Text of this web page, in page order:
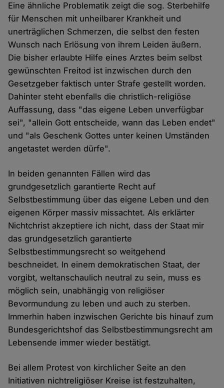
Eine ähnliche Problematik zeigt die sog. Sterbehilfe
für Menschen mit unheilbarer Krankheit und
unerträglichen Schmerzen, die selbst den festen
Wunsch nach Erlösung von ihrem Leiden äußern.
Die bisher erlaubte Hilfe eines Arztes beim selbst
gewünschten Freitod ist inzwischen durch den
Gesetzgeber faktisch unter Strafe gestellt worden.
Dahinter steht ebenfalls die christlich-religiöse
Auffassung, dass "das eigene Leben unverfügbar
sei", "allein Gott entscheide, wann das Leben endet"
und "als Geschenk Gottes unter keinen Umständen
angetastet werden dürfe".
In beiden genannten Fällen wird das
grundgesetzlich garantierte Recht auf
Selbstbestimmung über das eigene Leben und den
eigenen Körper massiv missachtet. Als erklärter
Nichtchrist akzeptiere ich nicht, dass der Staat mir
das grundgesetzlich garantierte
Selbstbestimmungsrecht so weitgehend
beschneidet. In einem demokratischen Staat, der
vorgibt, weltanschaulich neutral zu sein, muss es
möglich sein, unabhängig von religiöser
Bevormundung zu leben und auch zu sterben.
Immerhin haben inzwischen Gerichte bis hinauf zum
Bundesgerichtshof das Selbstbestimmungsrecht am
Lebensende immer wieder bestätigt.
Bei allem Protest von kirchlicher Seite an den
Initiativen nichtreligiöser Kreise ist festzuhalten,